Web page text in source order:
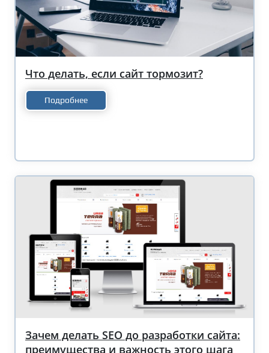
Что делать, если сайт тормозит?
Подробнее
Зачем делать SEO до разработки сайта:
преимущества и важность этого шага